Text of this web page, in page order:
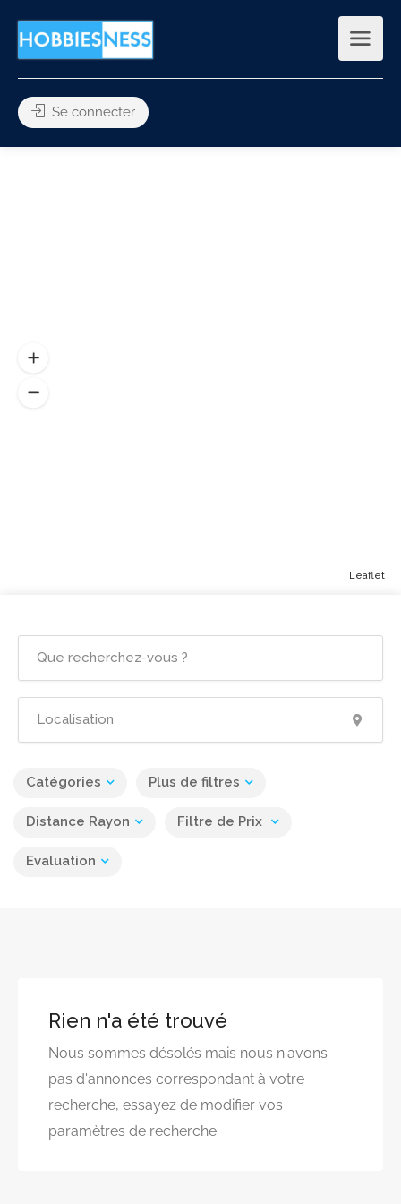
Se connecter
Catégories Plus de filtres
Distance Rayon Filtre de Prix
Evaluation
Rien n'a été trouvé
Nous sommes désolés mais nous n'avons
pas d'annonces correspondant à votre
recherche, essayez de modifier vos
paramètres de recherche
Leaflet